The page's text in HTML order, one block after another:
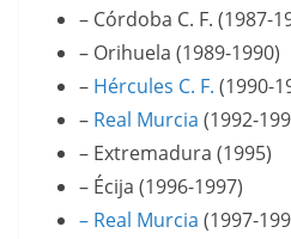
– Córdoba C. F. (1987-
– Orihuela (1989-1990)
– Hércules C. F. (1990-
– Real Murcia (1992-
– Extremadura (1995)
– Écija (1996-1997)
– Real Murcia (1997-